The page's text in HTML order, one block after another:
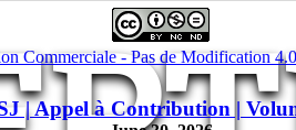
Commerciale - Pas de Modification
| Appel à Contribution |